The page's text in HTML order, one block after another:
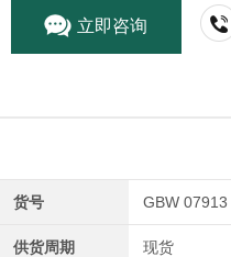
立即咨询
货号 GBW 07913
供货周期 现货